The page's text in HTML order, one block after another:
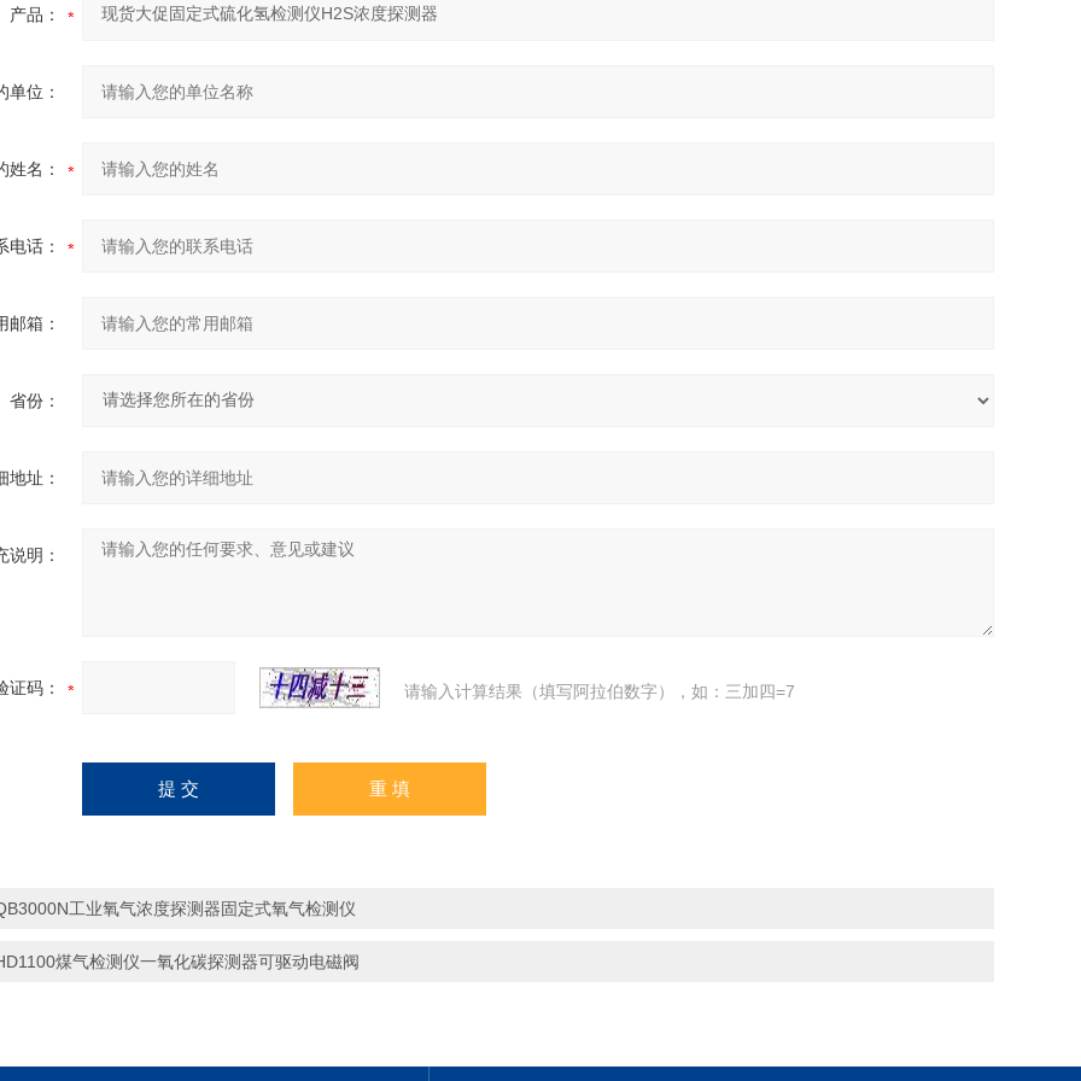
产品：
单位：
姓名：
电话：
邮箱：
省份：
地址：
说明：
证码： 请输入计算结果（填写阿拉伯数字），如：三加四=7
工业氧气浓度探测器固定式氧气检测仪
煤气检测仪一氧化碳探测器可驱动电磁阀